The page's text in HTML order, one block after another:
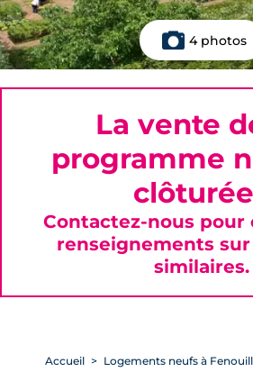
4 photos
Accueil Logements neufs à
La vente
programme
Contactez-nous pour
renseignements
similaires.